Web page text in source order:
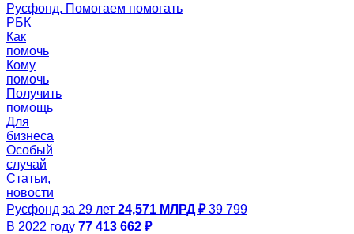
Русфонд. Помогаем помогать
РБК
Как
помочь
Кому
помочь
Получить
помощь
Для
бизнеса
Особый
случай
Статьи,
новости
Русфонд за 29 лет 24,571 МЛРД ₽ 39 799
В 2022 году 77 413 662 ₽